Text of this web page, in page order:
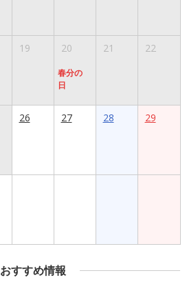
19 20
春分の
日
21 22
26 27 28 29
おすすめ情報